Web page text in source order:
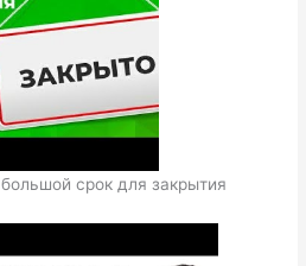
срок для закрытия